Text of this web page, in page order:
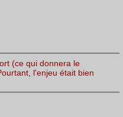
(ce qui donnera le
l'enjeu était bien